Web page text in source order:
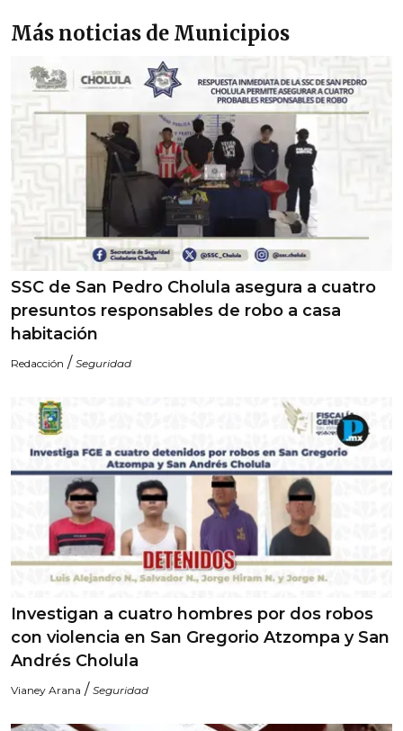
Más noticias de Municipios
SSC de San Pedro Cholula asegura a cuatro
presuntos responsables de robo a casa
habitación
Redacción / Seguridad
Investigan a cuatro hombres por dos robos
con violencia en San Gregorio Atzompa y San
Andrés Cholula
Vianey Arana / Seguridad